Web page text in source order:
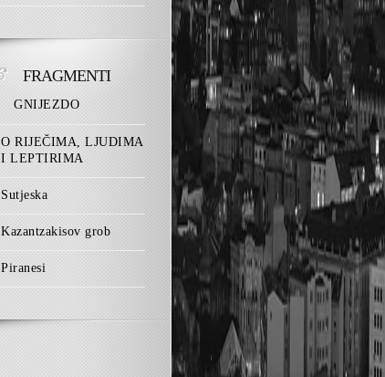
FRAGMENTI
GNIJEZDO
O RIJEČIMA, LJUDIMA
I LEPTIRIMA
Sutjeska
Kazantzakisov grob
Piranesi